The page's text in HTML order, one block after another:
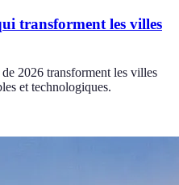
transforment les villes
2026 transforment les villes
et technologiques.